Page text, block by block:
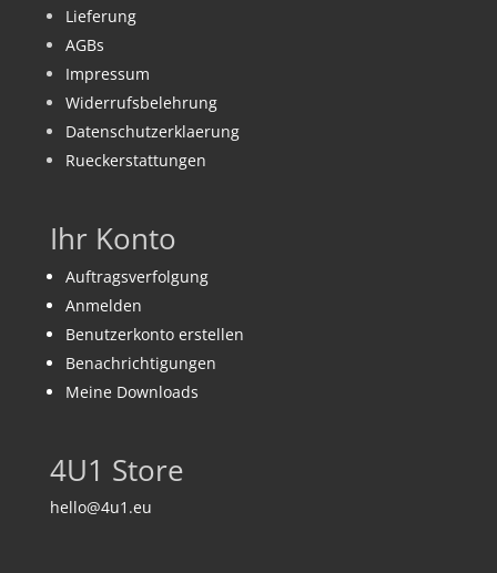
Lieferung
AGBs
Impressum
Widerrufsbelehrung
Datenschutzerklaerung
Rueckerstattungen
Ihr Konto
Auftragsverfolgung
Anmelden
Benutzerkonto erstellen
Benachrichtigungen
Meine Downloads
4U1 Store
hello@4u1.eu